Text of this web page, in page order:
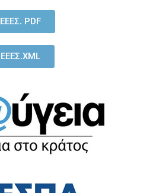
ΕΕΕΣ. PDF
ΕΕΕΣ.XML